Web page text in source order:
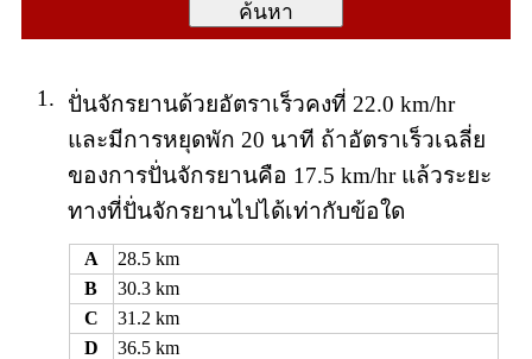
1.
ปั่นจักรยานด้วยอัตราเร็วคงที่ 22.0 km/hr
และมีการหยุดพัก 20 นาที ถ้าอัตราเร็วเฉลี่ย
ของการปั่นจักรยานคือ 17.5 km/hr แล้วระยะ
ทางที่ปั่นจักรยานไปได้เท่ากับข้อใด
A
28.5 km
B
30.3 km
C
31.2 km
D
36.5 km